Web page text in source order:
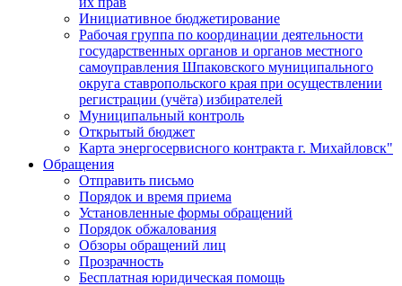
Инициативное бюджетирование
Рабочая группа по координации деятельности
государственных органов и органов местного
самоуправления Шпаковского муниципального
округа ставропольского края при осуществлении
регистрации (учёта) избирателей
Муниципальный контроль
Открытый бюджет
Карта энергосервисного контракта г. Михайловск"
Обращения
Отправить письмо
Порядок и время приема
Установленные формы обращений
Порядок обжалования
Обзоры обращений лиц
Прозрачность
Бесплатная юридическая помощь